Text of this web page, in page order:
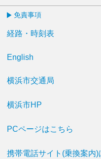
免責事項
経路・時刻表
English
横浜市交通局
横浜市HP
PCページはこちら
携帯電話サイト(乗換案内)